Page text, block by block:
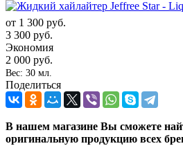
от 1 300 руб.
3 300 руб.
Экономия
2 000 руб.
Вес: 30 мл.
Поделиться
В нашем магазине Вы сможете
оригинальную продукцию всех